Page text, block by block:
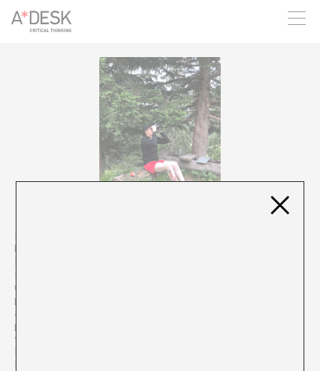
crees también en A*DESK seguimos necesitándote para poder
seguir adelante. Ahora puedes participar del proyecto y
apoyarlo.
Marjolein van der Loo es curadora, educadora de arte y artista de
los Países Bajos apasionada por la ecología y una agenda social.
Inicia proyectos curatoriales y pedagógicos que facilitan
múltiples formas de aprender empleando los sentidos a través de
una combinación de colaboración práctica y discursiva. Sus
proyectos abordan temas relacionados con la ecología, el medio
ambiente, los feminismos, la agricultura, la decolonialidad, la
pedagogía crítica, la narración y el lenguaje.
www.marjoleinvanderloo.com
Instagram: mrjlnvndrl
Foto: Somalgors74